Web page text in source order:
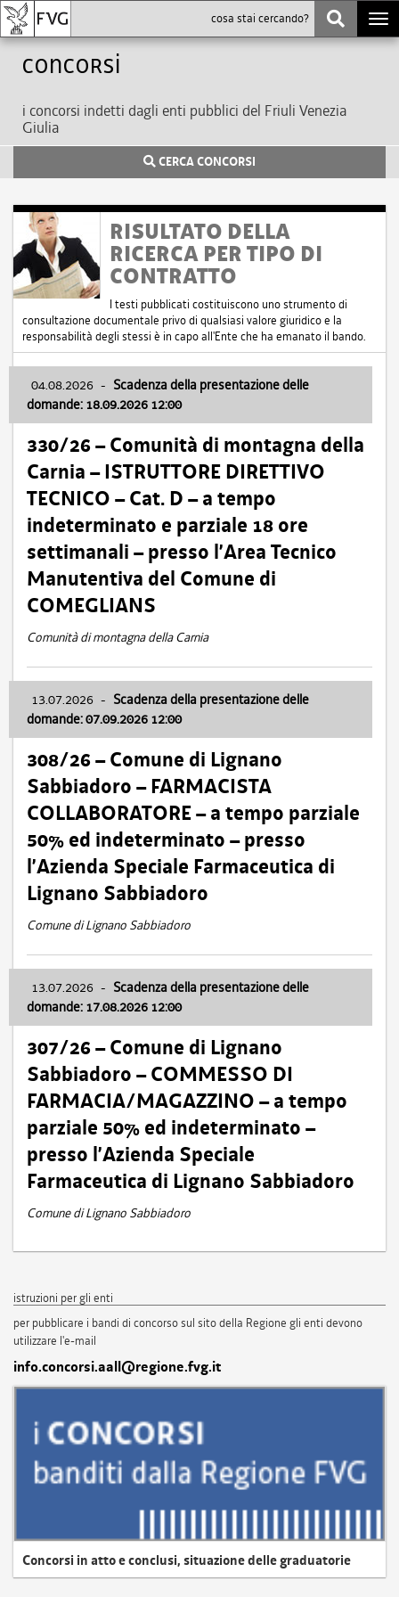
Concorsi
i concorsi indetti dagli enti pubblici del Friuli Venezia
Giulia
CERCA CONCORSI
RISULTATO DELLA
RICERCA PER TIPO DI
CONTRATTO
I testi pubblicati costituiscono uno strumento di
consultazione documentale privo di qualsiasi valore giuridico e la
responsabilità degli stessi è in capo all'Ente che ha emanato il bando.
04.08.2026 - Scadenza della presentazione delle
domande: 18.09.2026 12:00
330/26 – Comunità di montagna della
Carnia – ISTRUTTORE DIRETTIVO
TECNICO – Cat. D – a tempo
indeterminato e parziale 18 ore
settimanali – presso l’Area Tecnico
Manutentiva del Comune di
COMEGLIANS
Comunità di montagna della Carnia
13.07.2026 - Scadenza della presentazione delle
domande: 07.09.2026 12:00
308/26 – Comune di Lignano
Sabbiadoro – FARMACISTA
COLLABORATORE – a tempo parziale
50% ed indeterminato – presso
l’Azienda Speciale Farmaceutica di
Lignano Sabbiadoro
Comune di Lignano Sabbiadoro
13.07.2026 - Scadenza della presentazione delle
domande: 17.08.2026 12:00
307/26 – Comune di Lignano
Sabbiadoro – COMMESSO DI
FARMACIA/MAGAZZINO – a tempo
parziale 50% ed indeterminato –
presso l’Azienda Speciale
Farmaceutica di Lignano Sabbiadoro
Comune di Lignano Sabbiadoro
istruzioni per gli enti
per pubblicare i bandi di concorso sul sito della Regione gli enti devono
utilizzare l'e-mail
info.concorsi.aall@regione.fvg.it
Concorsi in atto e conclusi, situazione delle graduatorie